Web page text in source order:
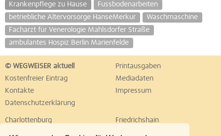
Krankenpflege zu Hause
Fussbodenarbeiten
betriebliche Altervorsorge HanseMerkur
Waschmaschine
Facharzt für Venerologie Mahlsdorfer Straße
ambulantes Hospiz Berlin Marienfelde
© WEGWEISER aktuell
Printausgaben
Kostenfreier Eintrag
Mediadaten
Kontakte
Impressum
Datenschutzerklärung
Charlottenburg
Friedrichshain